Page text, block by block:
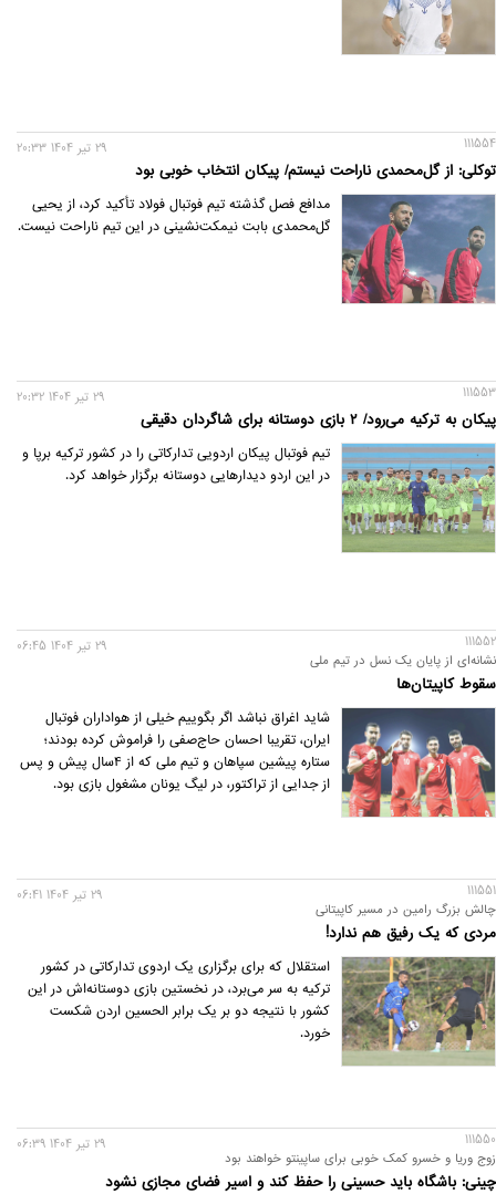
111554
توکلی: از گل‌محمدی ناراحت نیستم/ پیکان انتخاب خوبی بود
29 تير 1404 20:33
مدافع فصل گذشته تیم فوتبال فولاد تأکید کرد، از یحیی
گل‌محمدی بابت نیمکت‌نشینی در این تیم ناراحت نیست.
111553
پیکان به ترکیه می‌رود/ ۲ بازی دوستانه برای شاگردان دقیقی
29 تير 1404 20:32
تیم فوتبال پیکان اردویی تدارکاتی را در کشور ترکیه برپا و
در این اردو دیدارهایی دوستانه برگزار خواهد کرد.
111552
نشانه‌ای از پایان یک نسل در تیم ملی
سقوط کاپیتان‌ها
29 تير 1404 06:45
شاید اغراق نباشد اگر بگوییم خیلی از هواداران فوتبال
ایران، تقریبا احسان حاج‌صفی را فراموش کرده بودند؛
ستاره پیشین سپاهان و تیم ملی که از 4سال پیش و پس
از جدایی از تراکتور، در لیگ یونان مشغول ‌بازی بود.
111551
چالش بزرگ رامین در مسیر کاپیتانی
مردی که یک رفیق هم ندارد!
29 تير 1404 06:41
استقلال که برای برگزاری یک اردوی تدارکاتی در کشور
ترکیه به سر می‌برد، در نخستین بازی دوستانه‌اش در این
کشور با نتیجه دو بر یک برابر الحسین اردن شکست
خورد.
111550
زوج وریا و خسرو کمک خوبی برای ساپینتو خواهند بود
چینی: باشگاه باید حسینی را حفظ کند و اسیر فضای مجازی نشود
29 تير 1404 06:39